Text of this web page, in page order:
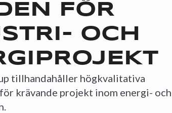
FÖR
OCH
tillhandahåller högkvalitativa
krävande projekt inom energi- och